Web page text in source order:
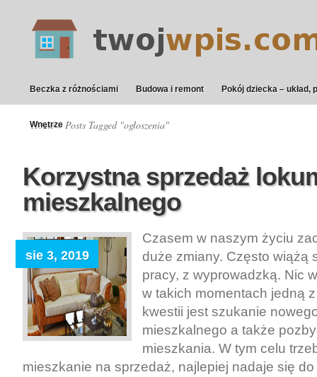
Beczka z różnościami Budowa i remont Pokój dziecka – układ,
Wnętrze
Home» Posts Tagged "ogłoszenia"
Korzystna sprzedaż
mieszkalnego
sie 3, 2019
Czasem w naszym życiu
duże zmiany. Często wiążą
pracy, z wyprowadzką. Nic
w takich momentach jedną
kwestii jest szukanie
mieszkalnego a także
mieszkania. W tym celu
mieszkanie na sprzedaż, najlepiej nadaje się